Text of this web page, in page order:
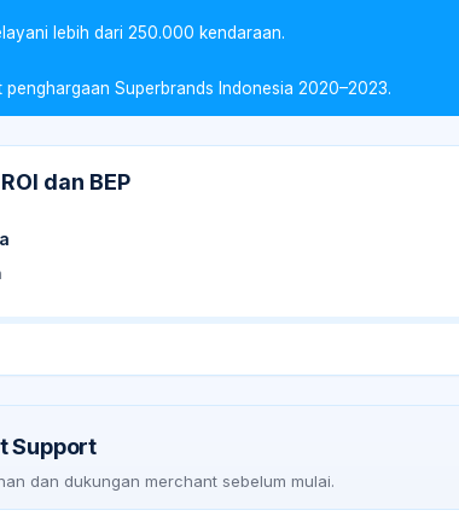
lebih dari 250.000 kendaraan.
penghargaan Superbrands Indonesia 2020–2023.
dan BEP
Support
dan dukungan merchant sebelum mulai.